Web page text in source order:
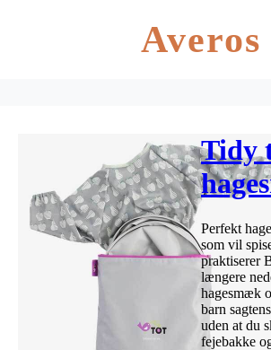
Averos
Tidy
Perfekt
som vil
praktiserer
længere
hagesmæk
barn
uden at du
fejebakke